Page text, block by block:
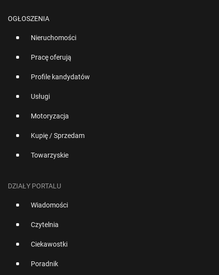
OGŁOSZENIA
Nieruchomości
Pracę oferują
Profile kandydatów
Usługi
Motoryzacja
Kupię / Sprzedam
Towarzyskie
DZIAŁY PORTALU
Wiadomości
Czytelnia
Ciekawostki
Poradnik